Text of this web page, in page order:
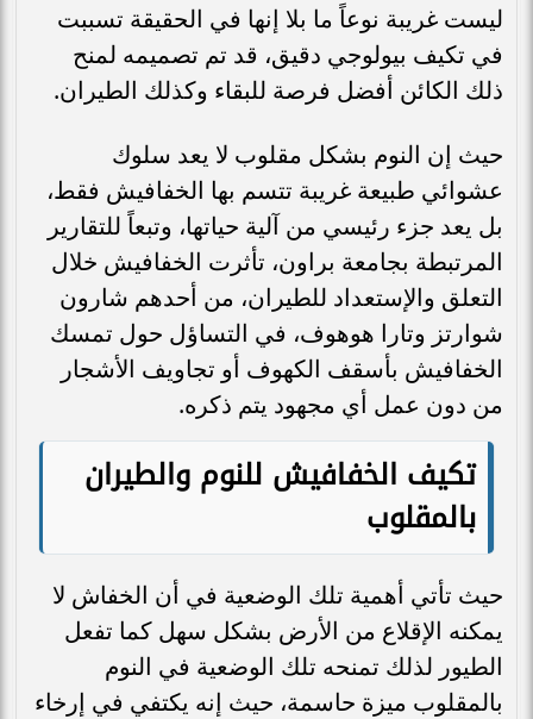
ليست غريبة نوعاً ما بلا إنها في الحقيقة تسببت
في تكيف بيولوجي دقيق، قد تم تصميمه لمنح
ذلك الكائن أفضل فرصة للبقاء وكذلك الطيران.
حيث إن النوم بشكل مقلوب لا يعد سلوك
عشوائي طبيعة غريبة تتسم بها الخفافيش فقط،
بل يعد جزء رئيسي من آلية حياتها، وتبعاً للتقارير
المرتبطة بجامعة براون، تأثرت الخفافيش خلال
التعلق والإستعداد للطيران، من أحدهم شارون
شوارتز وتارا هوهوف، في التساؤل حول تمسك
الخفافيش بأسقف الكهوف أو تجاويف الأشجار
من دون عمل أي مجهود يتم ذكره.
تكيف الخفافيش للنوم والطيران
بالمقلوب
حيث تأتي أهمية تلك الوضعية في أن الخفاش لا
يمكنه الإقلاع من الأرض بشكل سهل كما تفعل
الطيور لذلك تمنحه تلك الوضعية في النوم
بالمقلوب ميزة حاسمة، حيث إنه يكتفي في إرخاء